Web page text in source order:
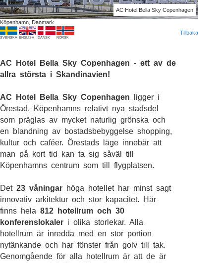
AC Hotel Bella Sky Copenhagen
Köpenhamn, Danmark
SVENSKA ENGLISH DANSK NORSK
Tillbaka
AC Hotel Bella Sky Copenhagen - ett av de
allra största i Skandinavien!
AC Hotel Bella Sky Copenhagen ligger i
Örestad, Köpenhamns relativt nya stadsdel
som präglas av mycket naturlig grönska och
en blandning av bostadsbebyggelse shopping,
kultur och caféer. Örestads läge innebär att
man på kort tid kan ta sig såväl till
Köpenhamns centrum som till flygplatsen.
Det 23 våningar höga hotellet har minst sagt
innovativ arkitektur och stor kapacitet. Här
finns hela 812 hotellrum och 30
konferenslokaler i olika storlekar. Alla
hotellrum är inredda med en stor portion
nytänkande och har fönster från golv till tak.
Genomgående för alla hotellrum är att de är